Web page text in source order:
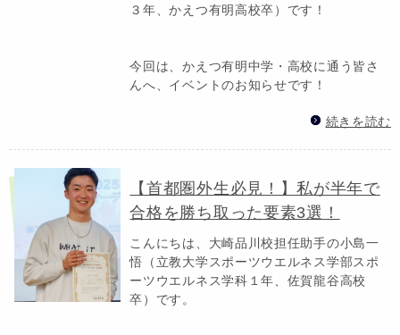
３年、かえつ有明高校卒）です！
今回は、かえつ有明中学・高校に通う皆さ
んへ、イベントのお知らせです！
続きを読む
【首都圏外生必見！】私が半年で
合格を勝ち取った要素3選！
こんにちは、大崎品川校担任助手の小島一
悟（立教大学スポーツウエルネス学部スポ
ーツウエルネス学科１年、佐賀龍谷高校
卒）です。